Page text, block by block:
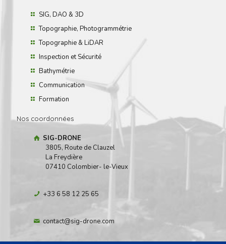
SIG, DAO & 3D
Topographie, Photogrammétrie
Topographie & LiDAR
Inspection et Sécurité
Bathymétrie
Communication
Formation
Nos coordonnées
SIG-DRONE
3805, Route de Clauzel
La Freydière
07410 Colombier- le-Vieux
+33 6 58 12 25 65
contact@sig-drone.com